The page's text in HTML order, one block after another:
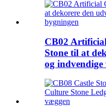
CB02
Stone til at
og